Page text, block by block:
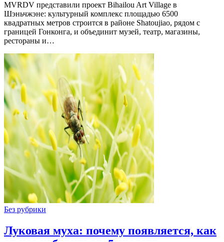
MVRDV представили проект Bihailou Art Village в
Шэньчжэне: культурный комплекс площадью 6500
квадратных метров строится в районе Shatoujiao, рядом с
границей Гонконга, и объединит музей, театр, магазины,
рестораны и…
Без рубрики
Луковая муха: почему появляется, как